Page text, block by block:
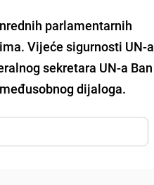
parlamentarnih
Vijeće sigurnosti UN-a
sekretara UN-a Ban
dijaloga.